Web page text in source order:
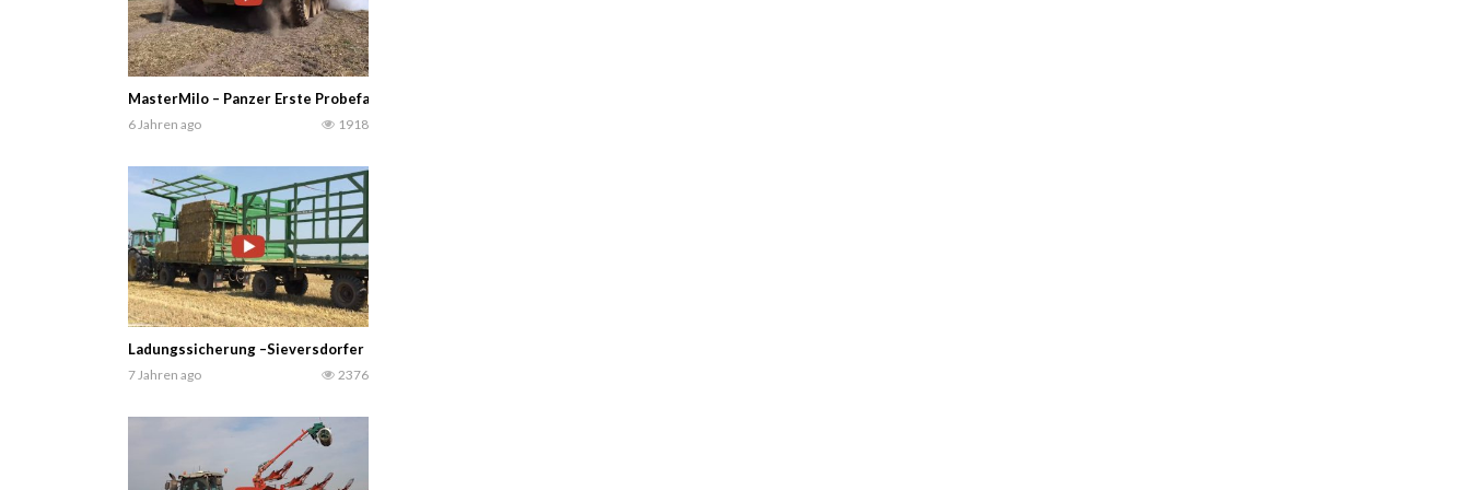
MasterMilo – Panzer Erste Probefahrt nach 29 Jahren – Es ist Zeit, den Typ 69-II-Tank vollständig zu testen!
6 Jahren ago 1918
Ladungssicherung –Sieversdorfer Landmaschinen – Ballentransportaufbau [BTA] HW 60/80 mit hydr. Seitenwand
7 Jahren ago 2376